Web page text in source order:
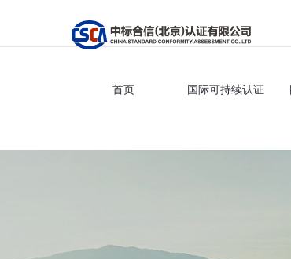
首页 国际可持续认证